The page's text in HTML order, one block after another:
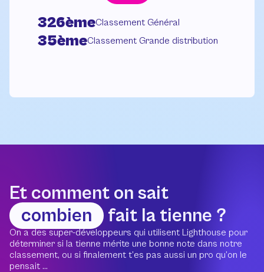
326èmeClassement Général
35èmeClassement Grande distribution
Et comment on sait
combien
fait la tienne ?
On a des super-développeurs qui utilisent Lighthouse pour
déterminer si la tienne mérite une bonne note dans notre
classement, ou si finalement t’es pas aussi un pro qu’on le
pensait ...